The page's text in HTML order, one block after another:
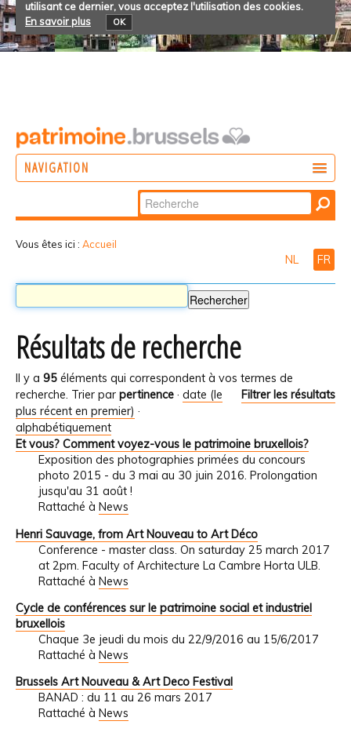
utilisant ce dernier, vous acceptez l'utilisation des cookies.
En savoir plus
OK
NAVIGATION
Chercher par
Recherche
Vous êtes ici : Accueil
NL FR
Résultats de recherche
Il y a 95 éléments qui correspondent à vos termes de
recherche.
Filtrer les résultats
Trier par pertinence · date (le
plus récent en premier) ·
alphabétiquement
Et vous? Comment voyez-vous le patrimoine bruxellois?
Exposition des photographies primées du concours
photo 2015 - du 3 mai au 30 juin 2016. Prolongation
jusqu'au 31 août !
Rattaché à News
Henri Sauvage, from Art Nouveau to Art Déco
Conference - master class. On saturday 25 march 2017
at 2pm. Faculty of Architecture La Cambre Horta ULB.
Rattaché à News
Cycle de conférences sur le patrimoine social et industriel
bruxellois
Chaque 3e jeudi du mois du 22/9/2016 au 15/6/2017
Rattaché à News
Brussels Art Nouveau & Art Deco Festival
BANAD : du 11 au 26 mars 2017
Rattaché à News